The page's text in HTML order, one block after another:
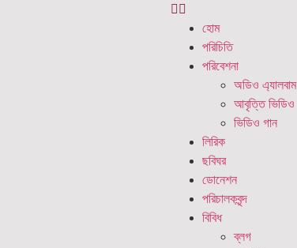
হোম
পরিচিতি
পরিবেশনা
অডিও এ্যালবাম
আবৃত্তি ভিডিও
ভিডিও গান
লিরিক
ছবিঘর
ডোনেশন
পরিচালকবৃন্দ
বিবিধ
ব্লগ